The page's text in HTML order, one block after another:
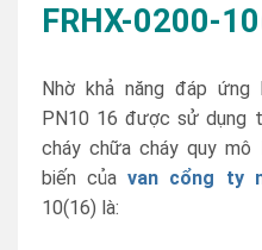
FRHX-0200-
Nhờ khả năng đáp ứng
PN10 16 được sử dụng
cháy chữa cháy quy
biến củavan cổng ty
10(16) là: